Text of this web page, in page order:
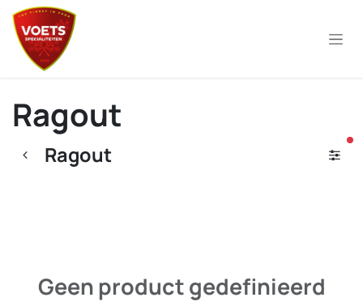
Overslaan naar inhoud
Ragout
Ragout
Geen product gedefinieerd